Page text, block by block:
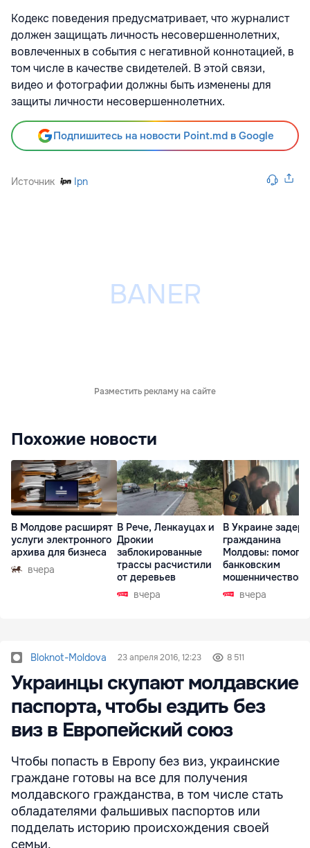
Кодекс поведения предусматривает, что журналист
должен защищать личность несовершеннолетних,
вовлеченных в события с негативной коннотацией, в
том числе в качестве свидетелей. В этой связи,
видео и фотографии должны быть изменены для
защиты личности несовершеннолетних.
Подпишитесь на новости Point.md в Google
Источник Ipn
Разместить рекламу на сайте
Похожие новости
В Молдове расширят
услуги электронного
архива для бизнеса
вчера
В Рече, Ленкауцах и
Дрокии
заблокированные
трассы расчистили
от деревьев
вчера
В Украине
гражданина
Молдовы:
банковским
мошенничеством
Чехиивчера
Bloknot-Moldova 23 апреля 2016, 12:23 8 511
Украинцы скупают молдавские
паспорта, чтобы ездить без
виз в Европейский союз
Чтобы попасть в Европу без виз, украинские
граждане готовы на все для получения
молдавского гражданства, в том числе стать
обладателями фальшивых паспортов или
подделать историю происхождения своей
семьи.